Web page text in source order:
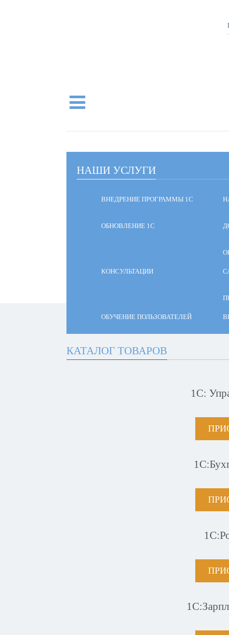
НАШИ УСЛУГИ
ВНЕДРЕНИЕ ПРОГРАММЫ 1С
ОБНОВЛЕНИЕ 1С
КОНСУЛЬТАЦИИ
ОБУЧЕНИЕ ПОЛЬЗОВАТЕЛЕЙ
КАТАЛОГ ТОВАРОВ
1С: